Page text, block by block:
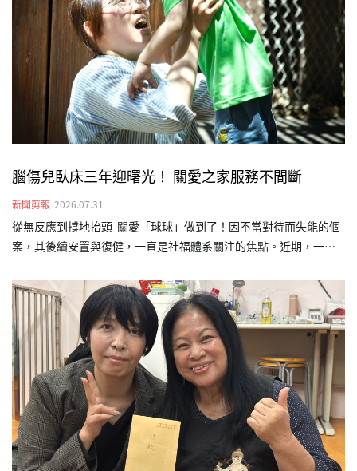
腦傷兒臥床三年迎曙光！ 關愛之家服務不間斷
新聞剪報 2026.07.31
從無反應到撐地抬頭 關愛「球球」做到了！因不當對待而失能的個
案，其後續安置與復健，一直是社福體系關注的焦點。近期，一名
台灣關愛基金會（關愛之家）介入後終於看見曙光。歷時長達三年
的早期療育介入，從原本完全無法翻身，如今已能靠雙手撐地抬頭
並短暫坐正，展現生命韌性，也為重度腦傷兒的早療介入樹立成功
範例。球球剛來到關愛之家時，除了不當對待造成的腦傷外，還伴
隨嚴重的發展遲緩。當時的他缺乏對外連結的能力，不會翻身、極
少發出聲音，多數時間只能靜靜躺在床上。照顧團隊隨即連結外部
資源，為其規劃個人化的早期療育計畫，結合物理、語言及職能治
療，…